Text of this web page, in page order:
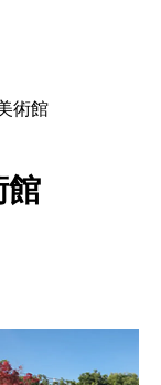
術館
館